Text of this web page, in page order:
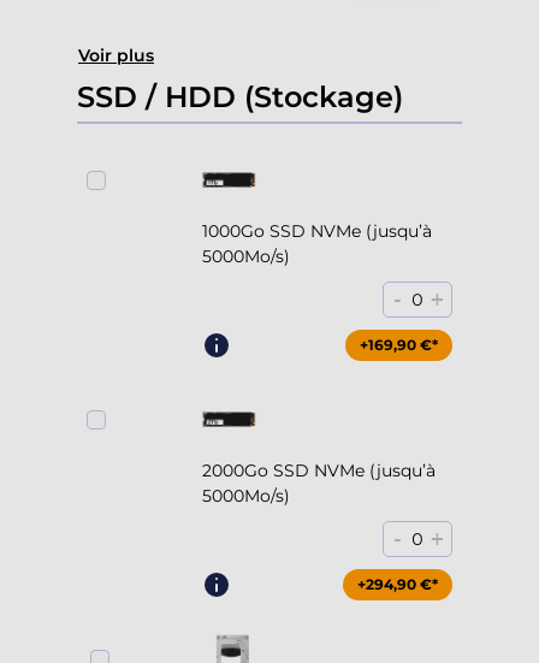
Voir plus
SSD / HDD (Stockage)
1000Go SSD NVMe (jusqu’à
5000Mo/s)
- 0 +
+169,90 €*
2000Go SSD NVMe (jusqu’à
5000Mo/s)
- 0 +
+294,90 €*